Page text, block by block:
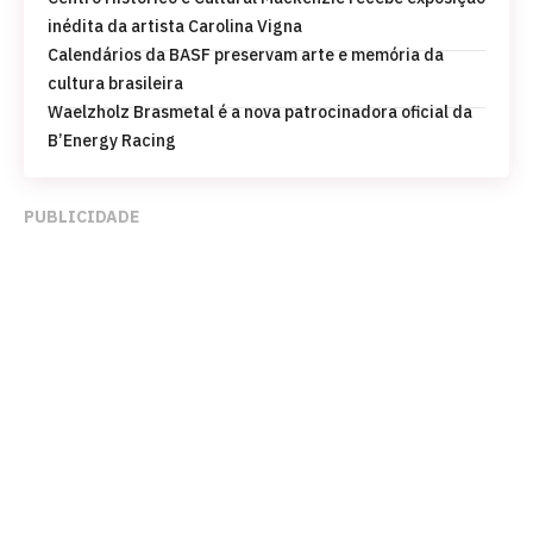
inédita da artista Carolina Vigna
Calendários da BASF preservam arte e memória da
cultura brasileira
Waelzholz Brasmetal é a nova patrocinadora oficial da
B’Energy Racing
PUBLICIDADE